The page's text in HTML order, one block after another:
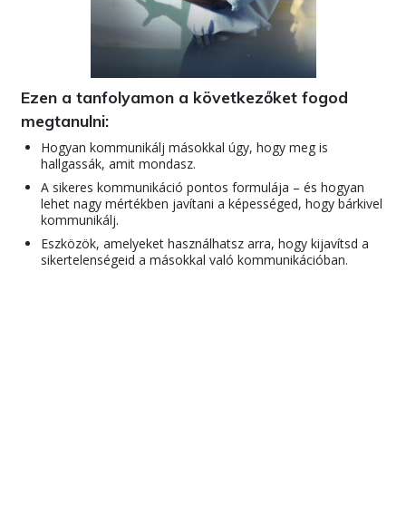
Ezen a tanfolyamon a következőket fogod
megtanulni:
Hogyan kommunikálj másokkal úgy, hogy meg is
hallgassák, amit mondasz.
A sikeres kommunikáció pontos formulája – és hogyan
lehet nagy mértékben javítani a képességed, hogy bárkivel
kommunikálj.
Eszközök, amelyeket használhatsz arra, hogy kijavítsd a
sikertelenségeid a másokkal való kommunikációban.